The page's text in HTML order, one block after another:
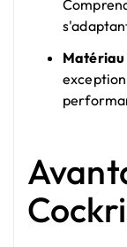
Matériau